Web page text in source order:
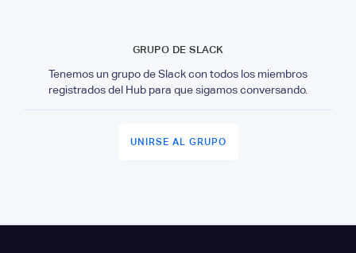
GRUPO DE SLACK
Tenemos un grupo de Slack con todos los miembros
registrados del Hub para que sigamos conversando.
UNIRSE AL GRUPO